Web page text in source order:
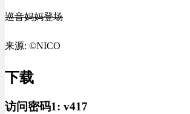
巡音妈妈登场
来源: ©NICO
下载
访问密码1: v417